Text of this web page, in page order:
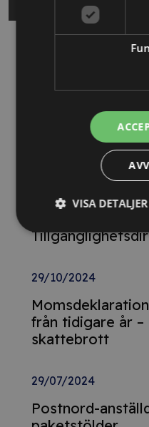
Relaterade nyheter
13/10/2025
Nya
svenska företag
upphandlingar
29/10/2024
från tidigare år
skattebrott
29/07/2024
Postnord-
VISA DETALJER